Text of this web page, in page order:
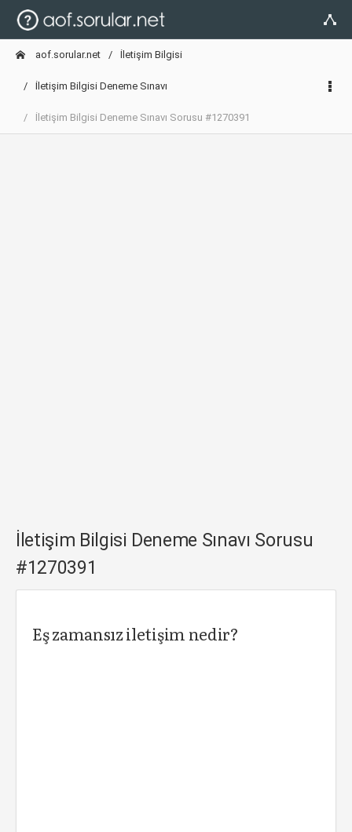
aof.sorular.net İletişim Bilgisi
İletişim Bilgisi Deneme Sınavı
İletişim Bilgisi Deneme Sınavı Sorusu #1270391
İletişim Bilgisi Deneme Sınavı Sorusu
#1270391
Eş zamansız iletişim nedir?